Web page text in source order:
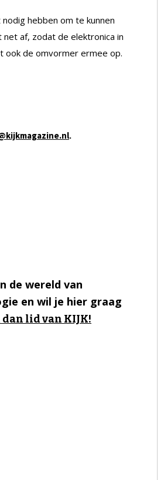
hebben om te kunnen
af, zodat de elektronica in
ook de omvormer ermee op.
.
de wereld van
en wil je hier graag
lid van KIJK!